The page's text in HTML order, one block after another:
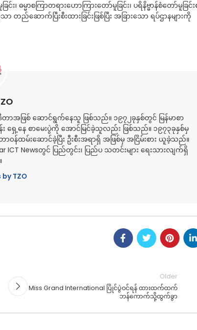
၊ ဓမ္မာစကြာတရားဟောကြားတော်မူခြင်း၊ ပရိနိဗ္ဗာန်စံတော်မူခြင်း
ဆောက်ပြီးစီးထားခြင်းဖြစ်ပြီး အခြားသော ရပ်ဌာနများကို
တာအဖြစ် ဆောင်ရွက်နေသူ ဖြစ်သည်။ ၁၉၇၂ခုနှစ်တွင် မြန်မာစာ
နေ စာမေးပွဲကို အောင်မြင်ခဲ့သူလည်း ဖြစ်သည်။ ၁၉၇၃ခုနှစ်မှ
န်ထမ်းဆောင်ခဲ့ပြီး ဦးစီးအရာရှိ အဖြစ်မှ အငြိမ်းစား ယူခဲ့သည်။
ICT Newsတွင် ပြည်တွင်း၊ ပြည်ပ သတင်းများ ရေးသားလျက်ရှိ
TZO
Older
Miss Grand International ပြိုင်ပွဲဝင်ရန် ထားထက်ထက်
ဘန်ကောက်သို့ထွက်ခွာ